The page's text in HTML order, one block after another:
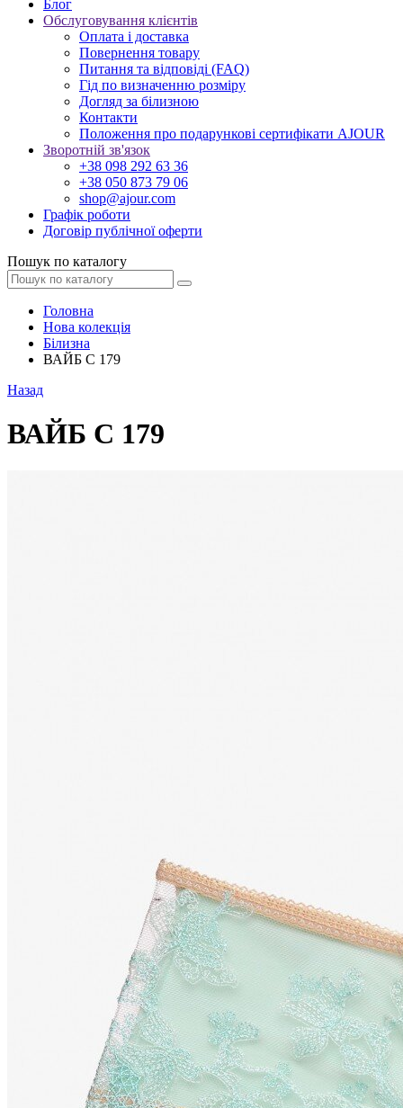
Блог
Обслуговування клієнтів
Оплата і доставка
Повернення товару
Питання та відповіді (FAQ)
Гід по визначенню розміру
Догляд за білизною
Контакти
Положення про подарункові сертифікати AJOUR
Зворотній зв'язок
+38 098 292 63 36
+38 050 873 79 06
shop@ajour.com
Графік роботи
Договір публічної оферти
Пошук по каталогу
Головна
Нова колекція
Білизна
ВАЙБ С 179
Назад
ВАЙБ С 179